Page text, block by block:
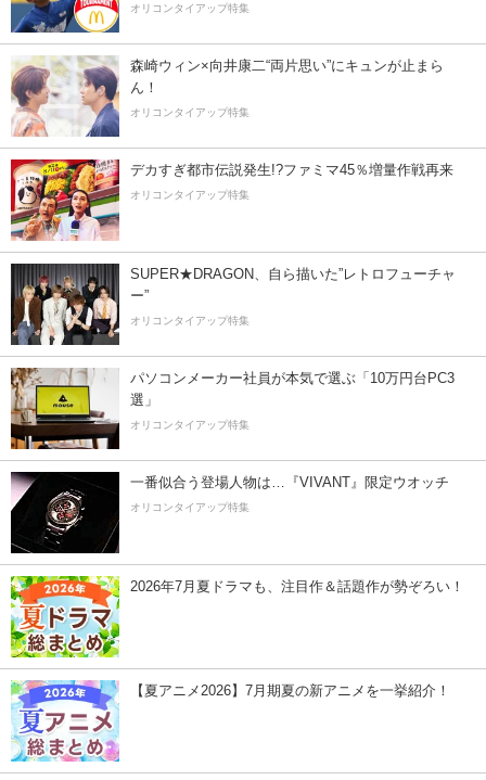
オリコンタイアップ特集
森崎ウィン×向井康二“両片思い”にキュンが止まら
ん！
オリコンタイアップ特集
デカすぎ都市伝説発生!?ファミマ45％増量作戦再来
オリコンタイアップ特集
SUPER★DRAGON、自ら描いた”レトロフューチャ
ー”
オリコンタイアップ特集
パソコンメーカー社員が本気で選ぶ「10万円台PC3
選」
オリコンタイアップ特集
一番似合う登場人物は…『VIVANT』限定ウオッチ
オリコンタイアップ特集
2026年7月夏ドラマも、注目作＆話題作が勢ぞろい！
【夏アニメ2026】7月期夏の新アニメを一挙紹介！